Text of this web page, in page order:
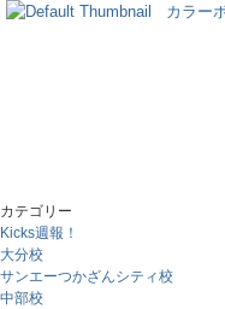
カラー
カテゴリー
Kicks週報！
大分校
サンエーつかざんシティ校
中部校